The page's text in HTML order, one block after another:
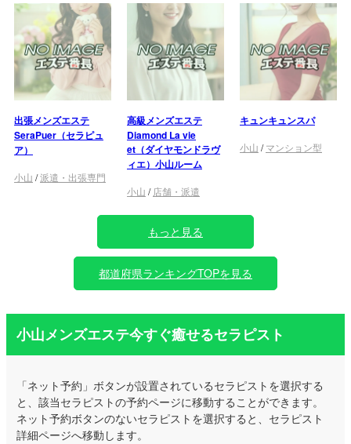
出張メンズエステ
SeraPuer（セラピュ
ア）
小山 /派遣・出張専門
高級メンズエステ
Diamond La vie
et（ダイヤモンドラヴ
ィエ）小山ルーム
小山 / 店舗・派遣
キュンキュンスパ
小山 /マンション型
もっと見る
都道府県ランキングTOPを見る
小山メンズエステ今すぐ癒せるセラピスト
「ネット予約」ボタンが設置されているセラピストを選択する
と、該当セラピストの予約ページに移動することができます。
ネット予約ボタンのないセラピストを選択すると、セラピスト
詳細ページへ移動します。